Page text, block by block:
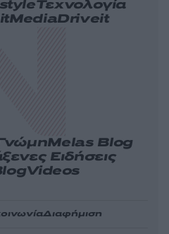
Τεχνολογία
MediaDriveit
Melas Blog
Ειδήσεις
Videos
Διαφήμιση